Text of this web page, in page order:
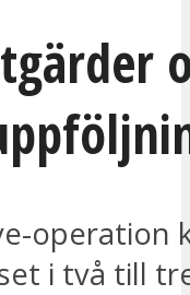
operation
i två till